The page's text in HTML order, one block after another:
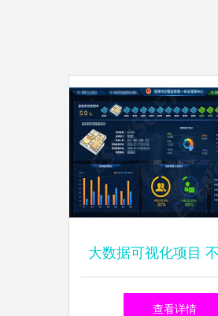
大数据可视化项目
的五大核心难点
查看详情